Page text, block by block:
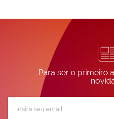
Para ser o primeiro